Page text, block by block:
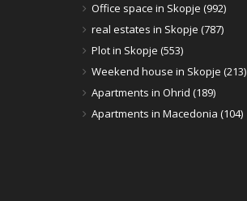
Office space in Skopje (992)
real estates in Skopje (787)
Plot in Skopje (553)
Weekend house in Skopje (213)
Apartments in Ohrid (189)
Apartments in Macedonia (104)